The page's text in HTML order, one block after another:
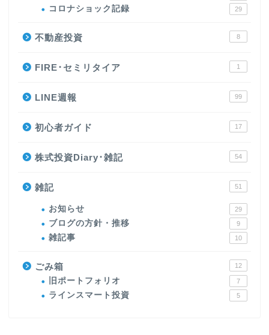
コロナショック記録 29
不動産投資 8
FIRE･セミリタイア 1
LINE週報 99
初心者ガイド 17
株式投資Diary･雑記 54
雑記 51
お知らせ 29
ブログの方針・推移 9
雑記事 10
ごみ箱 12
旧ポートフォリオ 7
ラインスマート投資 5